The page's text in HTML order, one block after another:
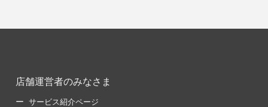
店舗運営者のみなさま
サービス紹介ページ